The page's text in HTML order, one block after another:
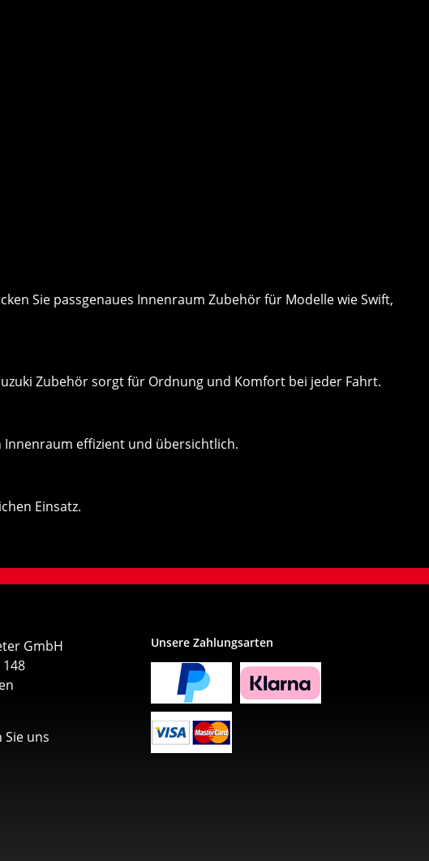
Sie passgenaues Innenraum Zubehör für Modelle wie Swift,
Zubehör sorgt für Ordnung und Komfort bei jeder Fahrt.
effizient und übersichtlich.
Einsatz.
GmbH
uns
Unsere Zahlungsarten